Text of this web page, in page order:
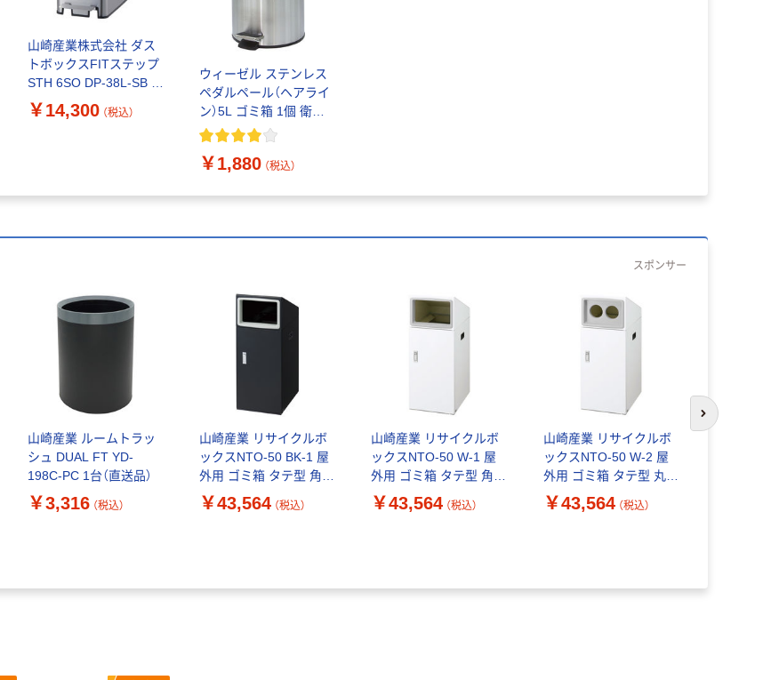
山崎産業株式会社 ダス
トボックスFITステップ
STH 6SO DP-38L-SB 1
台（直送品）
￥14,300 （税込）
ウィーゼル ステンレス
ペダルペール（ヘアライ
ン）5L ゴミ箱 1個 衛生
的 丸型 直径205×高さ
￥1,880 （税込）
スポンサー
山崎産業 ルームトラッ
シュ DUAL FT YD-
198C-PC 1台（直送品）
￥3,316 （税込）
山崎産業 リサイクルボ
ックスNTO-50 BK-1 屋
外用 ゴミ箱 タテ型 角穴
50L ブラック 内容器付1
台（直送品）
￥43,564 （税込）
山崎産業 リサイクルボ
ックスNTO-50 W-1 屋
外用 ゴミ箱 タテ型 角穴
50L ホワイト 内容器付
1台（直送品）
￥43,564 （税込）
山崎産業 リサイクルボ
ックスNTO-50 W-2 屋
外用 ゴミ箱 タテ型 丸穴
50L ホワイト 内容器付
1台（直送品）
￥43,564 （税込）
次のスライド